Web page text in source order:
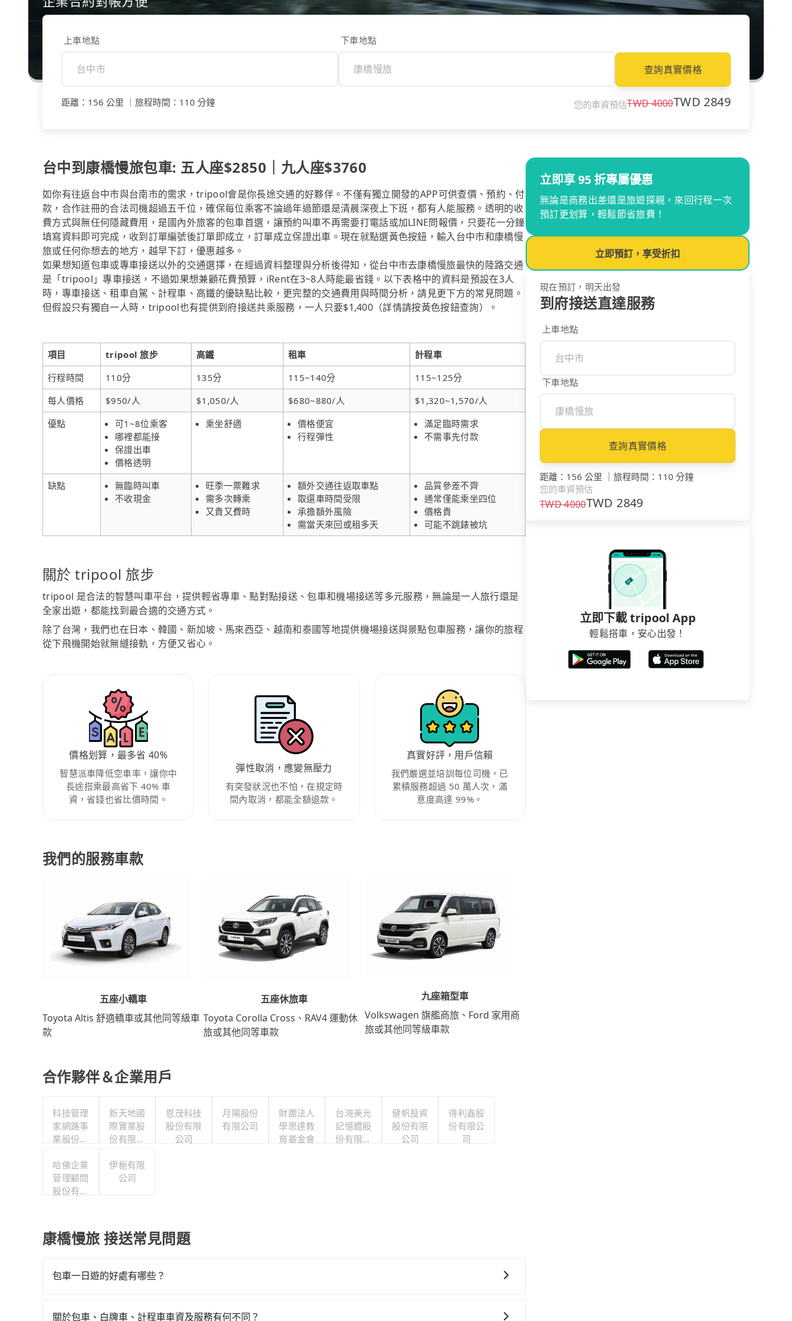
上車地點 下車地點
查詢真實價格
距離 ： 156 公里 旅程時間 ： 110 分鐘 您的車資預估TWD4000TWD 2849
台中到康橋慢旅包車: 五人座$2850｜九人座$3760
如你有往返台中市與台南市的需求，tripool會是你長途交通的好夥伴。不僅有獨立開發的APP可供查價、預約、付
款，合作註冊的合法司機超過五千位，確保每位乘客不論過年過節還是清晨深夜上下班，都有人能服務。透明的收
費方式與無任何隱藏費用，是國內外旅客的包車首選，讓預約叫車不再需要打電話或加LINE問報價，只要花一分鐘
填寫資料即可完成，收到訂單編號後訂單即成立，訂單成立保證出車。現在就點選黃色按鈕，輸入台中市和康橋慢
旅或任何你想去的地方，越早下訂，優惠越多。
如果想知道包車或專車接送以外的交通選擇，在經過資料整理與分析後得知，從台中市去康橋慢旅最快的陸路交通
是「tripool」專車接送，不過如果想兼顧花費預算，iRent在3~8人時能最省錢。以下表格中的資料是預設在3人
時，專車接送、租車自駕、計程車、高鐵的優缺點比較，更完整的交通費用與時間分析，請見更下方的常見問題。
但假設只有獨自一人時，tripool也有提供到府接送共乘服務，一人只要$1,400（詳情請按黃色按鈕查詢）。
項目 tripool 旅步 高鐵 租車
計程車
行程時間
110分 135分 115~140分
115~125分
每人價格
$950/人 $1,050/人 $680~880/人
$1,320~1,570/人
優點
可1~8位乘客
哪裡都能接
保證出車
價格透明
乘坐舒適
價格便宜
行程彈性
滿足臨時需求
不需事先付款
缺點
無臨時叫車
不收現金
旺季一票難求
需多次轉乘
又貴又費時
額外交通往返取車點
取還車時間受限
承擔額外風險
需當天來回或租多天
品質參差不齊
通常僅能乘坐四位
價格貴
可能不跳錶被坑
關於 tripool 旅步
tripool 是合法的智慧叫車平台，提供輕省專車、點對點接送、包車和機場接送等多元服務，無論是一人旅行還是
全家出遊，都能找到最合適的交通方式。
除了台灣，我們也在日本、韓國、新加坡、馬來西亞、越南和泰國等地提供機場接送與景點包車服務，讓你的旅程
從下飛機開始就無縫接軌，方便又省心。
價格划算，最多省 40%
智慧派車降低空車率，讓你中
長途搭乘最高省下 40% 車
資，省錢也省比價時間。
彈性取消，應變無壓力
有突發狀況也不怕，在規定時
間內取消，都能全額退款。
真實好評，用戶信賴
我們嚴選並培訓每位司機，已
累積服務超過 50 萬人次，滿
意度高達 99%。
我們的服務車款
五座小轎車
Toyota Altis 舒適轎車或其他同等級車
款
五座休旅車
Toyota Corolla Cross、RAV4 運動休
旅或其他同等車款
九座箱型車
Volkswagen 旗艦商旅、Ford 家用商
旅或其他同等級車款
合作夥伴＆企業用戶
科技管理
家網路事
業股份有
新天地國
際實業股
份有限公
恩茂科技
股份有限
公司
月陽股份
有限公司
財團法人
學思達教
育基金會
台灣美光
記憶體股
份有限公
健帆投資
股份有限
公司
得利鑫股
份有限公
司
哈佛企業
管理顧問
股份有限
伊梔有限
公司
康橋慢旅 接送常見問題
包車一日遊的好處有哪些？
驗當地文化和風土人情，此外，包車還可以省去您自己開車也無需擔心路線和交通的問題，更可以在舒適的環境
關於包車、白牌車、計程車車資及服務有何不同？
立即享 95 折專屬優惠
無論是商務出差還是旅遊探親，來回行程一次
預訂更划算，輕鬆節省旅費！
立即預訂，享受折扣
現在預訂，明天出發
到府接送直達服務
上車地點
下車地點
查詢真實價格
距離 ： 156 公里 ｜ 旅程時間 ： 110 分鐘
您的車資預估
TWD4000TWD 2849
立即下載 tripool App
輕鬆搭車，安心出發！